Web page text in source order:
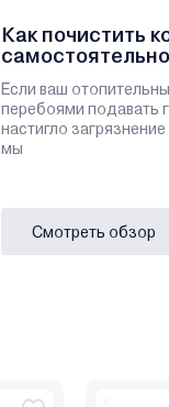
Как почистить
самостоятельно
Если ваш
перебоями подавать
настигло
мы
Смотреть обзор